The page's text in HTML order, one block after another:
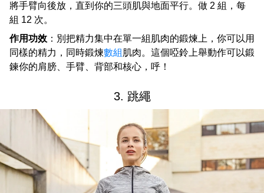
將手臂向後放，直到你的三頭肌與地面平行。做 2 組，每
組 12 次。
作用功效 ：別把精力集中在單一組肌肉的鍛煉上，你可以用
同樣的精力，同時鍛煉數組 肌肉。這個啞鈴上舉動作可以鍛
鍊你的肩膀、手臂、背部和核心，呼！
3. 跳繩